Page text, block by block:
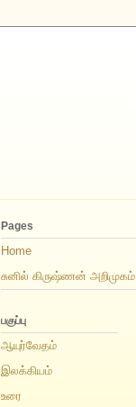
Pages
Home
சுனில் கிருஷ்ணன் அறிமுகம்
பகுப்பு
ஆயுர்வேதம்
இலக்கியம்
உரை